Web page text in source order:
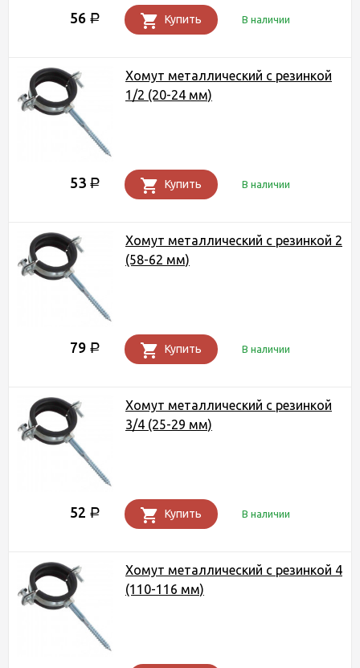
56 Р Купить В наличии
Хомут металлический с резинкой
1/2 (20-24 мм)
53 Р Купить В наличии
Хомут металлический с резинкой 2
(58-62 мм)
79 Р Купить В наличии
Хомут металлический с резинкой
3/4 (25-29 мм)
52 Р Купить В наличии
Хомут металлический с резинкой 4
(110-116 мм)